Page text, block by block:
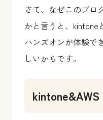
さて、なぜこのブロ
かと言うと、kintone
ハンズオンが体験で
しいからです。